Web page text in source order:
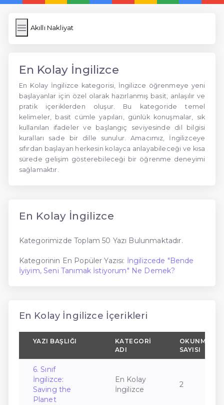
Akıllı Nakliyat
En Kolay İngilizce
En Kolay İngilizce kategorisi, İngilizce öğrenmeye yeni
başlayanlar için özel olarak hazırlanmış basit, anlaşılır ve
pratik içeriklerden oluşur. Bu kategoride temel
kelimeler, basit cümle yapıları, günlük konuşmalar, sık
kullanılan ifadeler ve başlangıç seviyesinde dil bilgisi
kuralları sade bir dille sunulur. Amacımız, İngilizceye
sıfırdan başlayan herkesin kolayca anlayabileceği ve kısa
sürede gelişim gösterebileceği bir öğrenme deneyimi
sağlamaktır.
En Kolay İngilizce
Kategorimizde Toplam 50 Yazı Bulunmaktadır.
Kategorinin En Popüler Yazısı: İngilizcede "Bende
İyiyim, Seni Tanımak İstiyorum" Ne Demek?
En Kolay İngilizce İçerikleri
YAZI BAŞLIĞI
KATEGORI
ADI
OKUNMA
SAYISI
6. Sınıf
İngilizce:
Saving the
Planet
En Kolay
İngilizce
2